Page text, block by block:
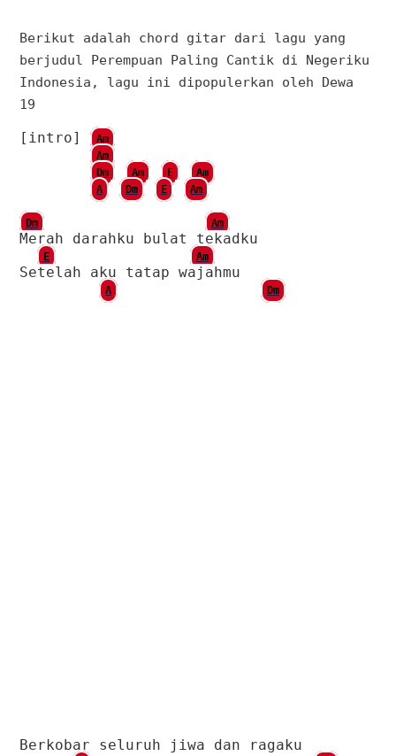
Berikut adalah chord gitar dari lagu yang
berjudul Perempuan Paling Cantik di Negeriku
Indonesia, lagu ini dipopulerkan oleh Dewa
19
[intro]
Am
Am
Dm
Am E
Am
A
Dm E Am
Dm Am
Merah darahku bulat tekadku
E Am
Setelah aku tatap wajahmu
A Dm
Berkobar seluruh jiwa dan ragaku